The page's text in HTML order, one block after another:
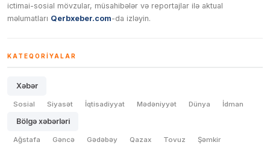
ictimai-sosial mövzular, müsahibələr və reportajlar ilə aktual
məlumatları Qerbxeber.com-da izləyin.
KATEQORIYALAR
Xəbər
Sosial Siyasət İqtisadiyyat Mədəniyyət Dünya İdman
Bölgə xəbərləri
Ağstafa Gəncə Gədəbəy Qazax Tovuz Şəmkir